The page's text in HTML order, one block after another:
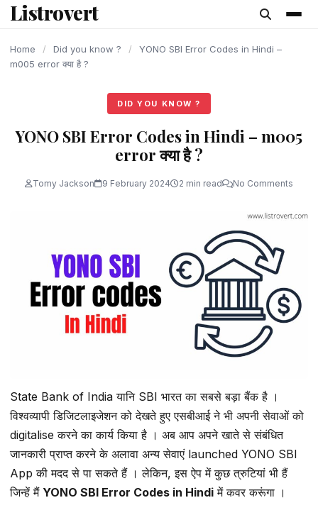
content
Listrovert
Home / Did you know ? /
YONO SBI Error Codes in Hindi –
m005 error क्या है ?
DID YOU KNOW ?
YONO SBI Error Codes in Hindi – m005
error क्या है ?
Tomy Jackson 9 February 2024 2 min read No Comments
State Bank of India यानि SBI भारत का सबसे बड़ा बैंक है ।
विश्वव्यापी डिजिटलाइजेशन को देखते हुए एसबीआई ने भी अपनी सेवाओं को
digitalise करने का कार्य किया है । अब आप अपने खाते से संबंधित
जानकारी प्राप्त करने के अलावा अन्य सेवाएं launched YONO SBI
App की मदद से पा सकते हैं । लेकिन, इस ऐप में कुछ त्रुटियां भी हैं
जिन्हें मैं YONO SBI Error Codes in Hindi में कवर करूंगा ।